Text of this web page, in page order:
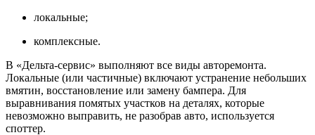
локальные;
комплексные.
В «Дельта-сервис» выполняют все виды авторемонта.
Локальные (или частичные) включают устранение небольших
вмятин, восстановление или замену бампера. Для
выравнивания помятых участков на деталях, которые
невозможно выправить, не разобрав авто, используется
споттер.